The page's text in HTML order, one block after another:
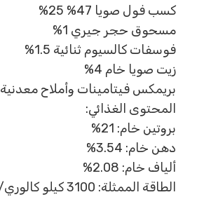
كسب فول صويا 47% 25%
مسحوق حجر جيري 1%
فوسفات كالسيوم ثنائية 1.5%
زيت صويا خام 4%
بريمكس فيتامينات وأملاح معدنية 0.3%
المحتوى الغذائي:
بروتين خام: 21%
دهن خام: 3.54%
ألياف خام: 2.08%
الطاقة الممثلة: 3100 كيلو كالوري/كجم